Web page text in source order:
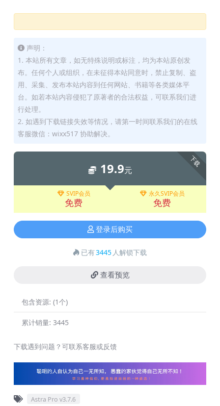
声明：
1. 本站所有文章，如无特殊说明或标注，均为本站原创发
布。任何个人或组织，在未征得本站同意时，禁止复制、盗
用、采集、发布本站内容到任何网站、书籍等各类媒体平
台。如若本站内容侵犯了原著者的合法权益，可联系我们进
行处理。
2. 如遇到下载链接失效等情况，请第一时间联系我们的在线
客服微信：wixx517 协助解决。
下载
19.9元
SVIP会员
免费
永久SVIP会员
免费
登录后购买
已有3445 人解锁下载
查看预览
包含资源: (1个)
累计销量: 3445
下载遇到问题？可联系客服或反馈
Astra Pro v3.7.6